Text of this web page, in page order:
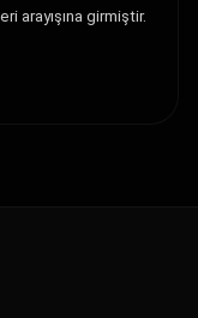
arayışına girmiştir.